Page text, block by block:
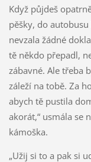
Když půjdeš
pěšky, do
nevzala žádné
tě někdo přepadl,
zábavné. Ale třeba
záleží na tobě. Za
abych tě pustila
akorát,“ usmála se
kámoška.
„Užij si to a pak si